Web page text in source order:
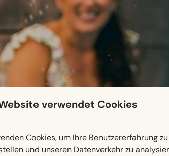
verwendet Cookies
Cookies, um Ihre Benutzererfahrung
und unseren Datenverkehr zu